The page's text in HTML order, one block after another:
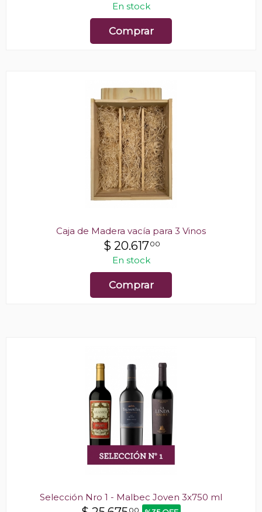
En stock
Comprar
Caja de Madera vacía para 3 Vinos
$ 20.61700
En stock
Comprar
Selección Nro 1 - Malbec Joven 3x750 ml
00